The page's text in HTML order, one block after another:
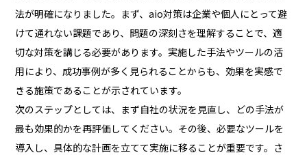
法が明確になりました。まず、aio対策は企業や個人にとって避
けて通れない課題であり、問題の深刻さを理解することで、適
切な対策を講じる必要があります。実施した手法やツールの活
用により、成功事例が多く見られることからも、効果を実感で
きる施策であることが示されています。
次のステップとしては、まず自社の状況を見直し、どの手法が
最も効果的かを再評価してください。その後、必要なツールを
導入し、具体的な計画を立てて実施に移ることが重要です。さ